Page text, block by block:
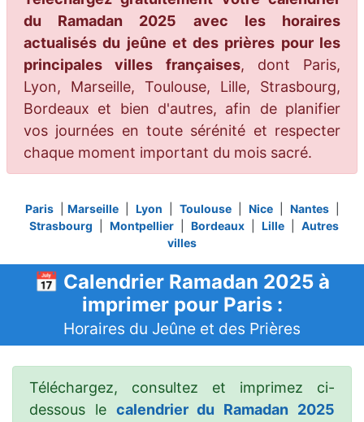
du Ramadan 2025 avec les horaires
actualisés du jeûne et des prières pour les
principales villes françaises, dont Paris,
Lyon, Marseille, Toulouse, Lille, Strasbourg,
Bordeaux et bien d'autres, afin de planifier
vos journées en toute sérénité et respecter
chaque moment important du mois sacré.
Paris Marseille Lyon Toulouse Nice Nantes
Strasbourg
Montpellier Bordeaux Lille
Autres
villes
📅 Calendrier Ramadan 2025 à
imprimer pour Paris :
Horaires du Jeûne et des Prières
Téléchargez, consultez et imprimez ci-
dessous le calendrier du Ramadan 2025